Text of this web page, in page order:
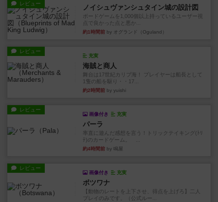
レビュー ノイシュヴァンシュタイン城の設計図
ボードゲームを1,000個以上持っているユーザー視
点で良かった点と悪か...
約1時間前 by オグランド（Oguland）
レビュー
充実
海賊と商人
舞台は17世紀カリブ海！ プレイヤーは船長として
1隻の船を駆り・・17...
約2時間前 by yuishi
レビュー
画像付き 充実
パーラ
率直に遊んだ感想を言う！トリックテイキング(ﾄﾘ
ﾃ)のカードゲーム。 ...
約4時間前 by 鳴屋
レビュー
画像付き 充実
ボツワナ
【動物のレートを上下させ、得点を上げろ】二人
プレイのみです。（公式ルー...